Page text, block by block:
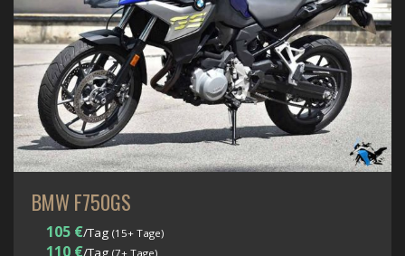
BMW F750GS
105 €/Tag (15+ Tage)
110 €/Tag (7+ Tage)